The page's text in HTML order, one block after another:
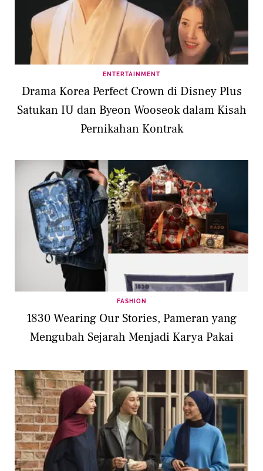
ENTERTAINMENT
Drama Korea Perfect Crown di Disney Plus
Satukan IU dan Byeon Wooseok dalam Kisah
Pernikahan Kontrak
FASHION
1830 Wearing Our Stories, Pameran yang
Mengubah Sejarah Menjadi Karya Pakai